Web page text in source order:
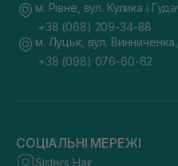
м. Рівне, вул. Кулика і
+38 (068) 209-34-88
м. Луцьк, вул.
+38 (098) 076-60-62
СОЦІАЛЬНІ МЕРЕЖІ
Sisters Hair